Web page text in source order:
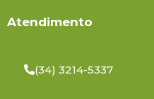
Atendimento
(34) 3214-5337